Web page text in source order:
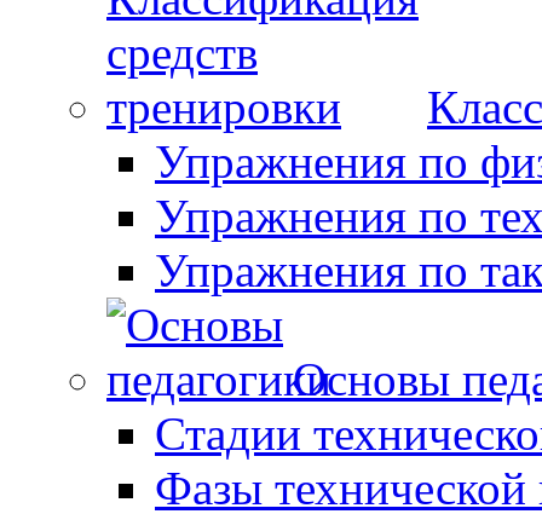
Упражнения по
Упражнения по
Упражнения по
Основы
Стадии
Фазы технической